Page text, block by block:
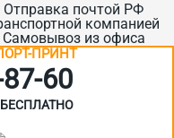
Отправка почтой РФ
компанией
Самовывоз из офиса
ПРИНТ
60